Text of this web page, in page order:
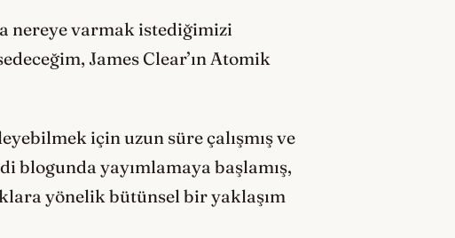
nereye varmak istediğimizi
James Clear’ın Atomik
için uzun süre çalışmış ve
blogunda yayımlamaya başlamış,
yönelik bütünsel bir yaklaşım